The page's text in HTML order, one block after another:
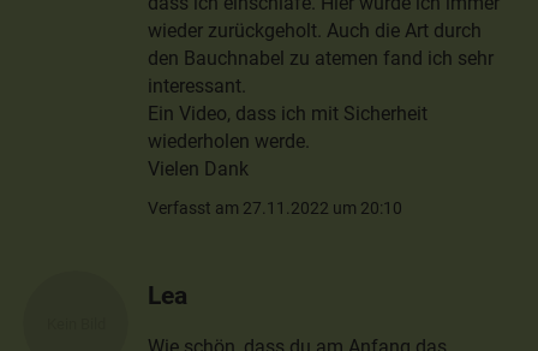
wieder zurückgeholt. Auch die Art durch
den Bauchnabel zu atemen fand ich sehr
interessant.
Ein Video, dass ich mit Sicherheit
wiederholen werde.
Vielen Dank
Verfasst am 27.11.2022 um 20:10
Lea